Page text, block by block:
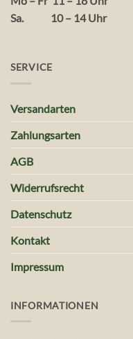
Sa. 10 – 14 Uhr
SERVICE
Versandarten
Zahlungsarten
AGB
Widerrufsrecht
Datenschutz
Kontakt
Impressum
INFORMATIONEN